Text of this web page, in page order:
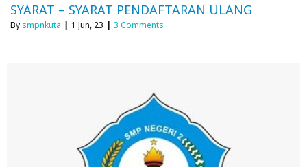
SYARAT – SYARAT PENDAFTARAN ULANG
By smpnkuta | 1 Jun, 23 | 3 Comments